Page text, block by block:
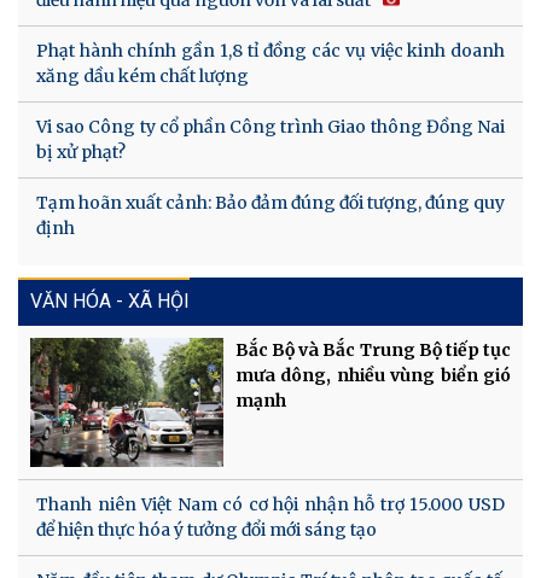
Phạt hành chính gần 1,8 tỉ đồng các vụ việc kinh doanh
xăng dầu kém chất lượng
Vi sao Công ty cổ phần Công trình Giao thông Đồng Nai
bị xử phạt?
Tạm hoãn xuất cảnh: Bảo đảm đúng đối tượng, đúng quy
định
VĂN HÓA - XÃ HỘI
Bắc Bộ và Bắc Trung Bộ tiếp tục
mưa dông, nhiều vùng biển gió
mạnh
Thanh niên Việt Nam có cơ hội nhận hỗ trợ 15.000 USD
để hiện thực hóa ý tưởng đổi mới sáng tạo